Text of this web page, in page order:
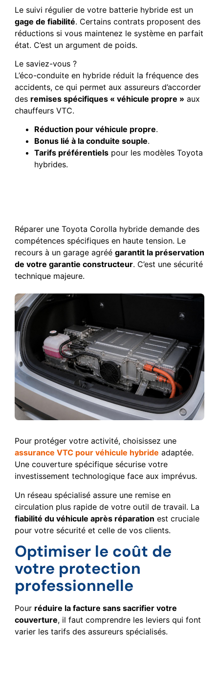
Le suivi régulier de votre batterie hybride est un
gage de fiabilité. Certains contrats proposent des
réductions si vous maintenez le système en parfait
état. C’est un argument de poids.
Le saviez-vous ?
L’éco-conduite en hybride réduit la fréquence des
accidents, ce qui permet aux assureurs d’accorder
des remises spécifiques « véhicule propre » aux
chauffeurs VTC.
Réduction pour véhicule propre.
Bonus lié à la conduite souple.
Tarifs préférentiels pour les modèles Toyota
hybrides.
Réparer une Toyota Corolla hybride demande des
compétences spécifiques en haute tension. Le
recours à un garage agréé garantit la préservation
de votre garantie constructeur. C’est une sécurité
technique majeure.
Pour protéger votre activité, choisissez une
assurance VTC pour véhicule hybride adaptée.
Une couverture spécifique sécurise votre
investissement technologique face aux imprévus.
Un réseau spécialisé assure une remise en
circulation plus rapide de votre outil de travail. La
fiabilité du véhicule après réparation est cruciale
pour votre sécurité et celle de vos clients.
Optimiser le coût de
votre protection
professionnelle
Pour réduire la facture sans sacrifier votre
couverture, il faut comprendre les leviers qui font
varier les tarifs des assureurs spécialisés.